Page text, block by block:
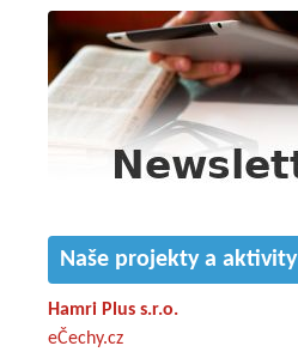
Naše projekty a aktivity
Hamri Plus s.r.o.
eČechy.cz